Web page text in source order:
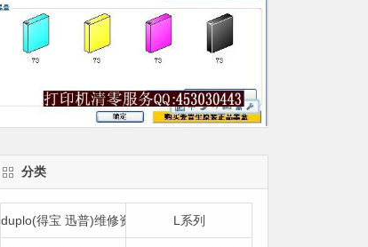
分类
duplo(得宝 迅普)维修资料 L系列